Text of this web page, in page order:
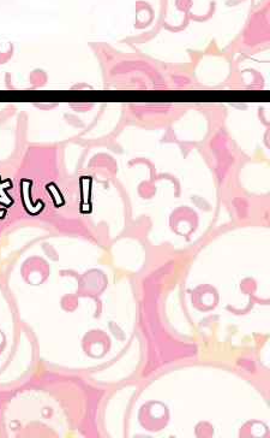
い！
い！